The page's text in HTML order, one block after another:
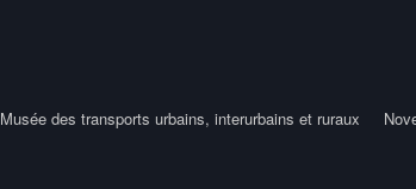
Musée des transports urbains, interurbains et ruraux